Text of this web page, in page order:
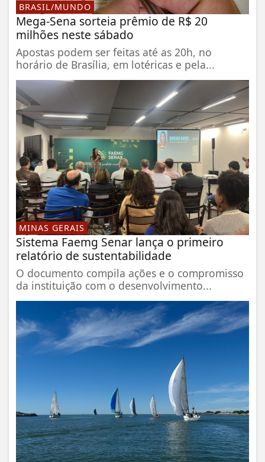
BRASIL/MUNDO
Mega-Sena sorteia prêmio de R$ 20
milhões neste sábado
Apostas podem ser feitas até as 20h, no
horário de Brasília, em lotéricas e pela...
MINAS GERAIS
Sistema Faemg Senar lança o primeiro
relatório de sustentabilidade
O documento compila ações e o compromisso
da instituição com o desenvolvimento...